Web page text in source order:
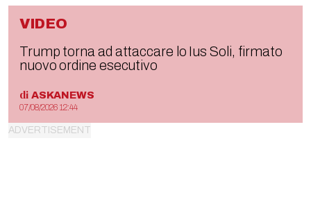
VIDEO
Trump torna ad attaccare lo Ius Soli, firmato
nuovo ordine esecutivo
di ASKANEWS
07/08/2026 12:44